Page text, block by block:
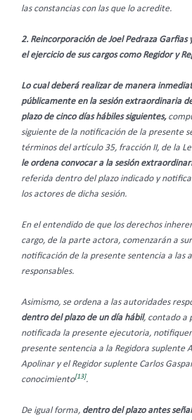
las constancias con las que lo acredite.
2. Reincorporación de Joel Pedraza Garfias
el ejercicio de sus cargos como Regidor y
Lo cual deberá realizar de manera
públicamente en la sesión extraordinaria
plazo de cinco días hábiles siguientes,
siguiente de la notificación de la presente
términos del artículo 35, fracción II, de la
le ordena convocar a la sesión
referida dentro del plazo indicado y
los actores de dicha sesión.
En el entendido de que los derechos
cargo, de la parte actora, comenzarán a
notificación de la presente sentencia a las
responsables.
Asimismo, se ordena a las autoridades
dentro del plazo de un día hábil, contado a
notificada la presente ejecutoria,
presente sentencia a la Regidora suplente
Apolinar y el Regidor suplente Carlos
conocimiento[13].
De igual forma, dentro del plazo antes